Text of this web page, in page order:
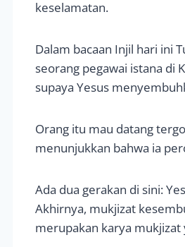
keselamatan.
Dalam bacaan Injil hari ini
seorang pegawai istana di
supaya Yesus
Orang itu mau datang
menunjukkan bahwa ia
Ada dua gerakan di sini:
Akhirnya, mukjizat
merupakan karya mukjizat